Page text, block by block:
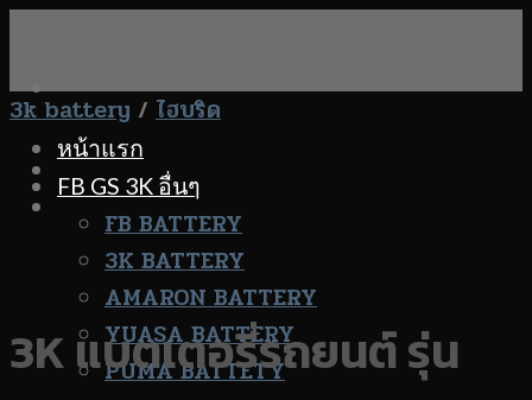
content
หน้าแรก
FB GS 3K อื่นๆ
FB BATTERY
3K BATTERY
AMARON BATTERY
YUASA BATTERY
PUMA BATTETY
3k battery / ไฮบริด
3K แบตเตอรี่รถยนต์ รุ่น